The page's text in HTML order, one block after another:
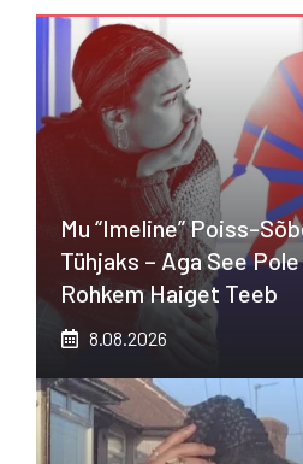
Mu “imeline” Poiss-
Tühjaks – Aga See
Rohkem Haiget Teeb
8.08.2026